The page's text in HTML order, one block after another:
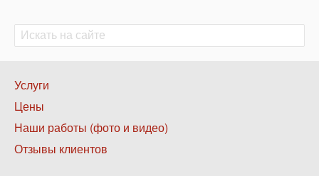
Поиск
Поиск
Нижнее
меню
1
Услуги
Цены
Наши работы (фото и видео)
Отзывы клиентов